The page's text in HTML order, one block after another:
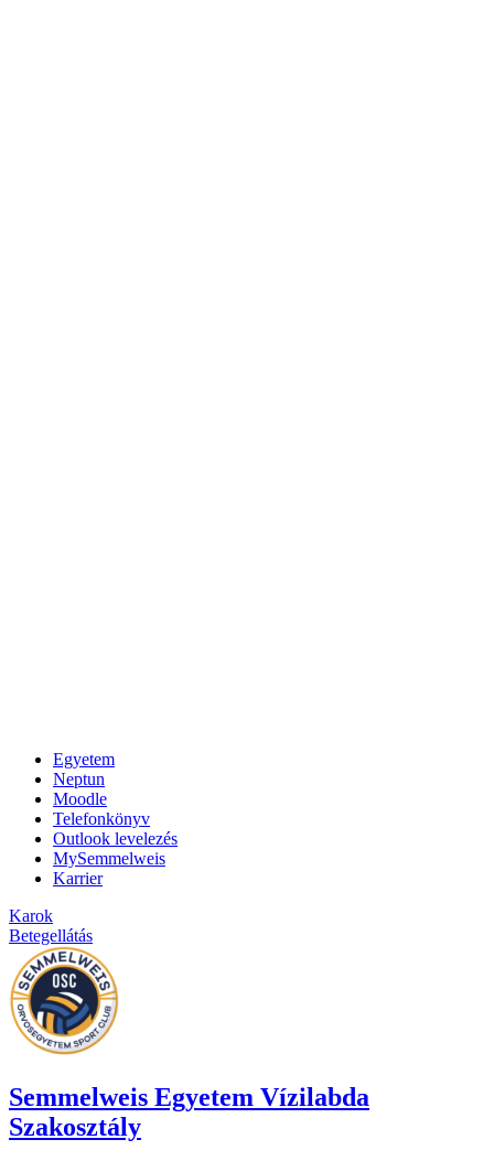
Egyetem
Neptun
Moodle
Telefonkönyv
Outlook levelezés
MySemmelweis
Karrier
Karok
Betegellátás
Semmelweis Egyetem Vízilabda
Szakosztály